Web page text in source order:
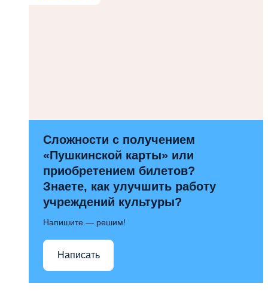
Сложности с получением
«Пушкинской карты» или
приобретением билетов?
Знаете, как улучшить работу
учреждений культуры?
Напишите — решим!
Написать